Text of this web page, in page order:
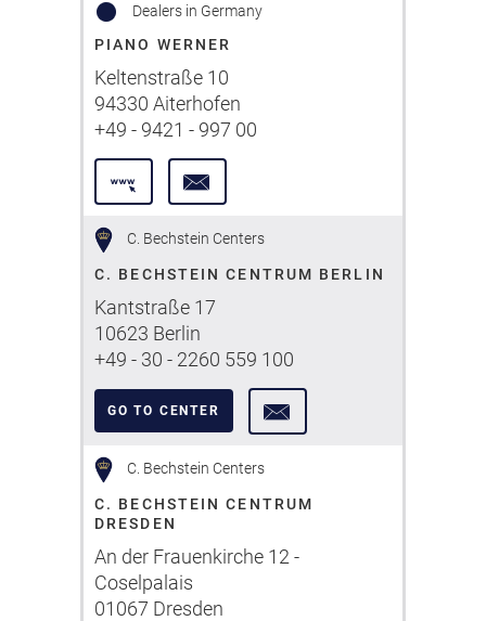
Dealers in Germany
PIANO WERNER
Keltenstraße 10
94330 Aiterhofen
+49 - 9421 - 997 00
C. Bechstein Centers
C. BECHSTEIN CENTRUM BERLIN
Kantstraße 17
10623 Berlin
+49 - 30 - 2260 559 100
GO TO CENTER
C. Bechstein Centers
C. BECHSTEIN CENTRUM
DRESDEN
An der Frauenkirche 12 -
Coselpalais
01067 Dresden